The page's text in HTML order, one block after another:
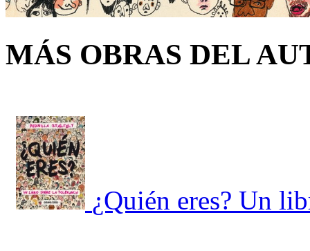
MÁS OBRAS DEL
¿Quién eres? Un